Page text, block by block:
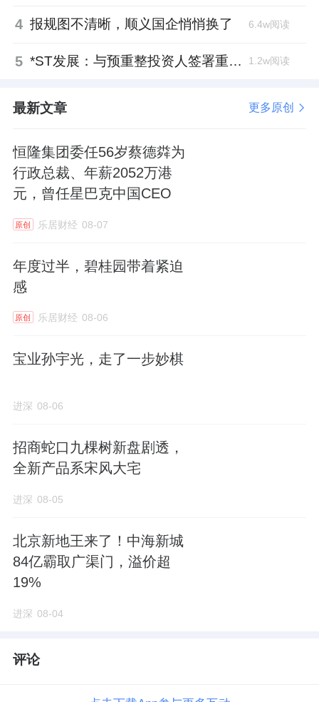
4 报规图不清晰，顺义国企悄悄换了 6.4w阅读
5 *ST发展：与预重整投资人签署重整投资协议，股票复牌 1.2w阅读
最新文章 更多原创
恒隆集团委任56岁蔡德粦为
行政总裁、年薪2052万港
元，曾任星巴克中国CEO
原创 乐居财经 08-07
年度过半，碧桂园带着紧迫
感
原创 乐居财经 08-06
宝业孙宇光，走了一步妙棋
进深 08-06
招商蛇口九棵树新盘剧透，
全新产品系宋风大宅
进深 08-05
北京新地王来了！中海新城
84亿霸取广渠门，溢价超
19%
进深 08-04
评论